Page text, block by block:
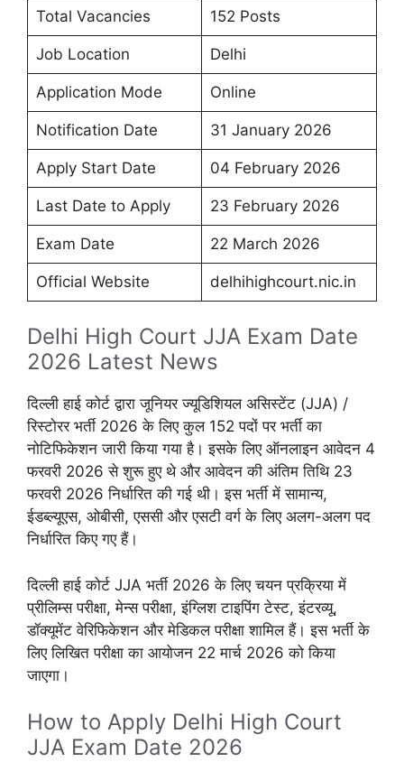
Total Vacancies 152 Posts
Job Location Delhi
Application Mode Online
Notification Date 31 January 2026
Apply Start Date 04 February 2026
Last Date to Apply 23 February 2026
Exam Date 22 March 2026
Official Website delhihighcourt.nic.in
Delhi High Court JJA Exam Date
2026 Latest News
दिल्ली हाई कोर्ट द्वारा जूनियर ज्यूडिशियल असिस्टेंट (JJA) /
रिस्टोरर भर्ती 2026 के लिए कुल 152 पदों पर भर्ती का
नोटिफिकेशन जारी किया गया है। इसके लिए ऑनलाइन आवेदन 4
फरवरी 2026 से शुरू हुए थे और आवेदन की अंतिम तिथि 23
फरवरी 2026 निर्धारित की गई थी। इस भर्ती में सामान्य,
ईडब्ल्यूएस, ओबीसी, एससी और एसटी वर्ग के लिए अलग-अलग पद
निर्धारित किए गए हैं।
दिल्ली हाई कोर्ट JJA भर्ती 2026 के लिए चयन प्रक्रिया में
प्रीलिम्स परीक्षा, मेन्स परीक्षा, इंग्लिश टाइपिंग टेस्ट, इंटरव्यू,
डॉक्यूमेंट वेरिफिकेशन और मेडिकल परीक्षा शामिल हैं। इस भर्ती के
लिए लिखित परीक्षा का आयोजन 22 मार्च 2026 को किया
जाएगा।
How to Apply Delhi High Court
JJA Exam Date 2026